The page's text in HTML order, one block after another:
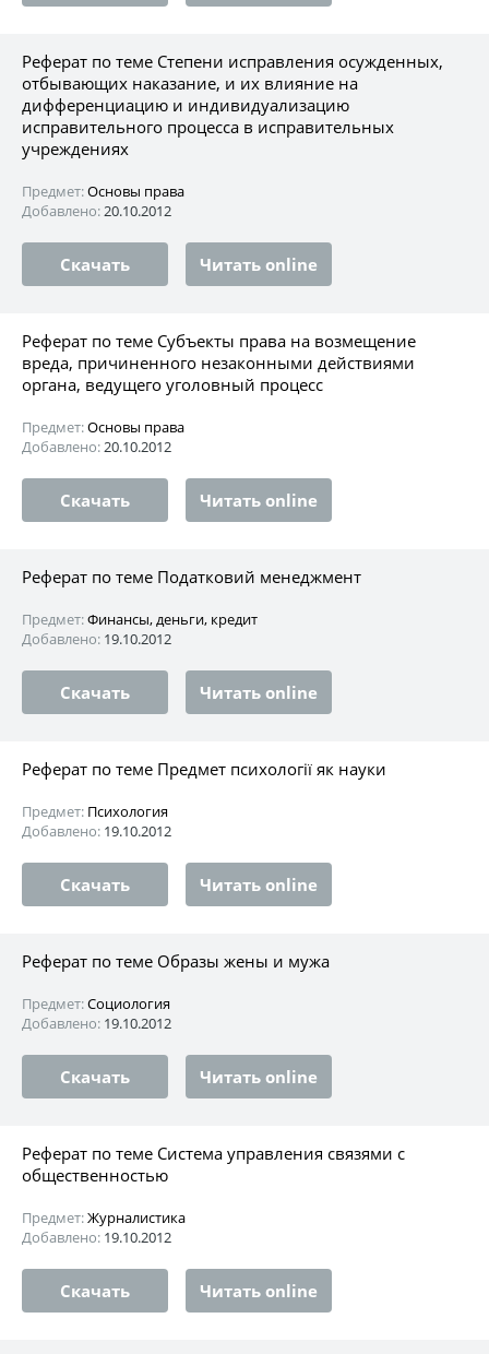
Реферат по теме Степени исправления осужденных,
отбывающих наказание, и их влияние на
дифференциацию и индивидуализацию
исправительного процесса в исправительных
учреждениях
Предмет:Основы права
Добавлено:20.10.2012
Скачать Читать online
Реферат по теме Субъекты права на возмещение
вреда, причиненного незаконными действиями
органа, ведущего уголовный процесс
Предмет:Основы права
Добавлено:20.10.2012
Скачать Читать online
Реферат по теме Податковий менеджмент
Предмет:Финансы, деньги, кредит
Добавлено: 19.10.2012
Скачать Читать online
Реферат по теме Предмет психології як науки
Предмет: Психология
Добавлено: 19.10.2012
Скачать Читать online
Реферат по теме Образы жены и мужа
Предмет:Социология
Добавлено: 19.10.2012
Скачать Читать online
Реферат по теме Система управления связями с
общественностью
Предмет:Журналистика
Добавлено: 19.10.2012
Скачать Читать online